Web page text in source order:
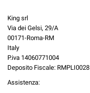
King srl
Via dei Gelsi, 29/A
00171-Roma-RM
Italy
P.iva 14060771004
Deposito Fiscale: RMPLI0028
Assistenza: